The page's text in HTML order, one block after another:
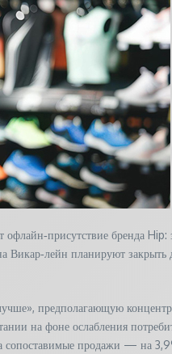
бренда
планируют
предполагающую
на фоне ослабления
продажи — на